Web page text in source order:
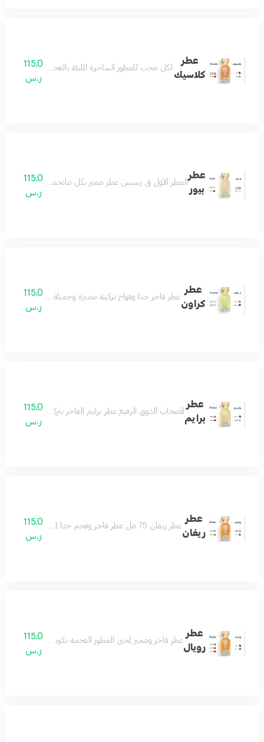
عطر
كلاسيك
لكل محب للعطور الساحرة المليئة بالفخامة والرقيّ
115.0
ر.س
عطر
بيور
العطر الأول في رسيس عطر مميز بكل ماتحمله الكلمة
115.0
ر.س
عطر
كراون
عطر فاخر جداً وفواح تركيبة مميزة وجميلة جداً تناسب اغلب
115.0
ر.س
عطر
برايم
لأصحاب الذوق الرفيع عطر برايم الفاخر بتركيبة فريدة من
115.0
ر.س
عطر
ريفان
عطر ريفان 75 مل عطر فاخر وفخم جدا لمحبي العطور الرسمية الفواحة عطر لمناسباتك وأيامك الجميلة عطر يفرض نفسه بهالة من الرقيّ والتألق مكونات العطر الباتشولي والخشب والجلود والورد البلغاري والسوسن
115.0
ر.س
عطر
رويال
عطر فاخر ومميز لمحبي العطور الفخمة تكوين جميل من
115.0
ر.س